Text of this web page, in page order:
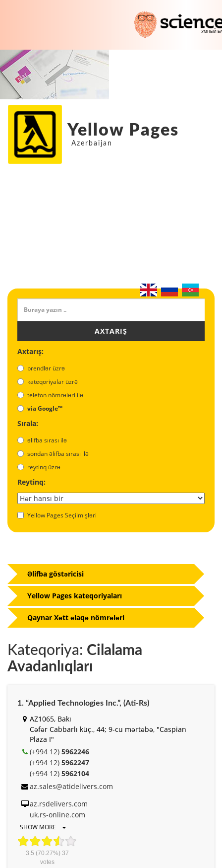
Yellow Pages
Azerbaijan
AXTARIŞ
Axtarış:
brendlər üzrə
kateqoriyalar üzrə
telefon nömrələri ilə
via Google™
Sırala:
əlifba sırası ilə
sondan əlifba sırası ilə
reytinq üzrə
Reytinq:
Yellow Pages Seçilmişləri
Kateqoriya: Cilalama
Avadanlıqları
1. “Applied Technologies Inc.”, (Ati-Rs)
AZ1065, Bakı
Cəfər Cabbarlı küç., 44; 9-cu mərtəbə, "Caspian
Plaza I"
(+994 12) 5962246
(+994 12) 5962247
(+994 12) 5962104
az.sales@atidelivers.com
az.rsdelivers.com
uk.rs-online.com
SHOW MORE
3.5 (70.27%) 37
votes
Əlifba göstəricisi
Yellow Pages kateqoriyaları
Qaynar Xətt əlaqə nömrələri